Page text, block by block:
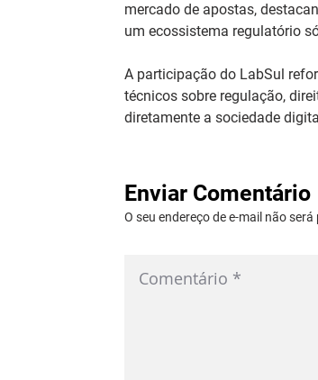
mercado de apostas,
um ecossistema regulatório
A participação do LabSul
técnicos sobre regulação,
diretamente a sociedade
Enviar Comentário
O seu endereço de e-mail não